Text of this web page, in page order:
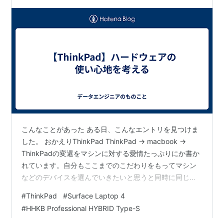
こんなことがあった ある日、こんなエントリを見つけま
した。 おかえりThinkPad ThinkPad → macbook →
ThinkPadの変還をマシンに対する愛情たっぷりにか書か
れています。自分もここまでのこだわりをもってマシン
などのデバイスを選んでいきたいと思うと同時に同じよ
を書いています。 HHKB Studioの発売 あとはHHKB
Studioが発表されて、飛ぶ鳥を落とす勢いで売れている
#ThinkPad #Surface Laptop 4
#HHKB Professional HYBRID Type-S